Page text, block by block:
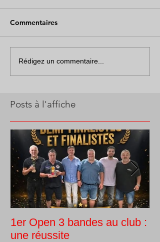
Commentaires
Rédigez un commentaire...
Posts à l'affiche
1er Open 3 bandes au club :
une réussite